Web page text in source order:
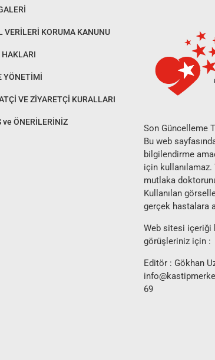
VERİLERİ KORUMA KANUNU
HAKLARI
YÖNETİMİ
VE ZİYARETÇİ KURALLARI
ve ÖNERİLERİNİZ
Son Güncelleme
Bu web
bilgilendirme
için kullanılamaz.
mutlaka
Kullanılan
gerçek hastalara
Web sitesi içeriği
görüşleriniz için :
Editör : Gökhan
69